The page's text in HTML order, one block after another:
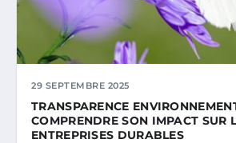
29 SEPTEMBRE 2025
TRANSPARENCE
COMPRENDRE SON IMPACT SUR
ENTREPRISES DURABLES